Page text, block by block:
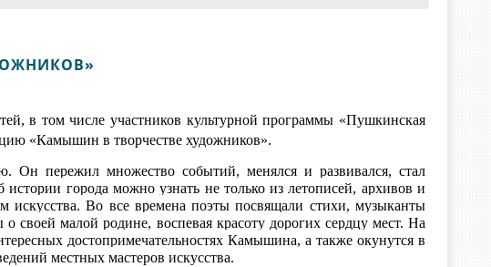
в том числе участников культурной программы «Пушкинская
«Камышин в творчестве художников».
Он пережил множество событий, менялся и развивался, стал
города можно узнать не только из летописей, архивов и
искусства. Во все времена поэты посвящали стихи, музыканты
своей малой родине, воспевая красоту дорогих сердцу мест. На
достопримечательностях Камышина, а также окунутся в
местных мастеров искусства.